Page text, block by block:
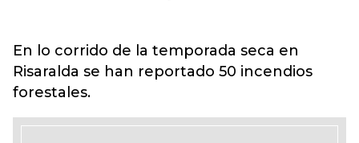
En lo corrido de la temporada seca en
Risaralda se han reportado 50 incendios
forestales.